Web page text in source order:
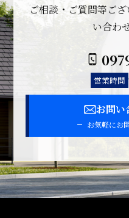
ご相談・ご質問等ご
い合わ
営業時間
お問い
お気軽にお